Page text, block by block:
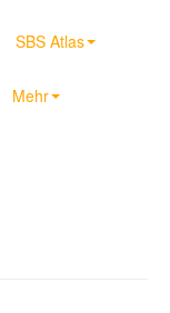
SBS Atlas
Mehr